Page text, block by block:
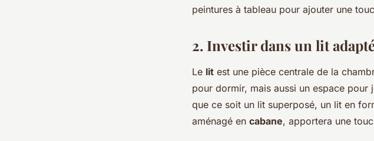
peintures à tableau pour ajouter une
2. Investir dans un lit
Le lit est une pièce centrale de la
pour dormir, mais aussi un espace
que ce soit un lit superposé, un lit en
aménagé en cabane, apportera une